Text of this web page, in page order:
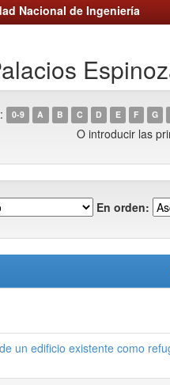
Nacional de Ingeniería
0-9 A B C D E F G
O introducir las
En orden:
un edificio existente como